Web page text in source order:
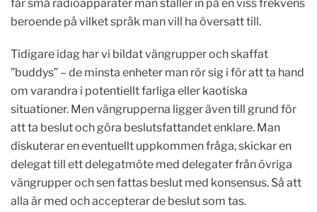
får små radioapparater man ställer in på en viss frekvens
beroende på vilket språk man vill ha översatt till.
Tidigare idag har vi bildat vängrupper och skaffat
”buddys” – de minsta enheter man rör sig i för att ta hand
om varandra i potentiellt farliga eller kaotiska
situationer. Men vängrupperna ligger även till grund för
att ta beslut och göra beslutsfattandet enklare. Man
diskuterar en eventuellt uppkommen fråga, skickar en
delegat till ett delegatmöte med delegater från övriga
vängrupper och sen fattas beslut med konsensus. Så att
alla är med och accepterar de beslut som tas.